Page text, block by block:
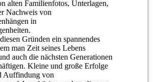
alten Familienfotos, Unterlagen,
Nachweis von
in
Gründen ein spannendes
man Zeit seines Lebens
auch die nächsten Generationen
Kleine und große Erfolge
Auffindung von